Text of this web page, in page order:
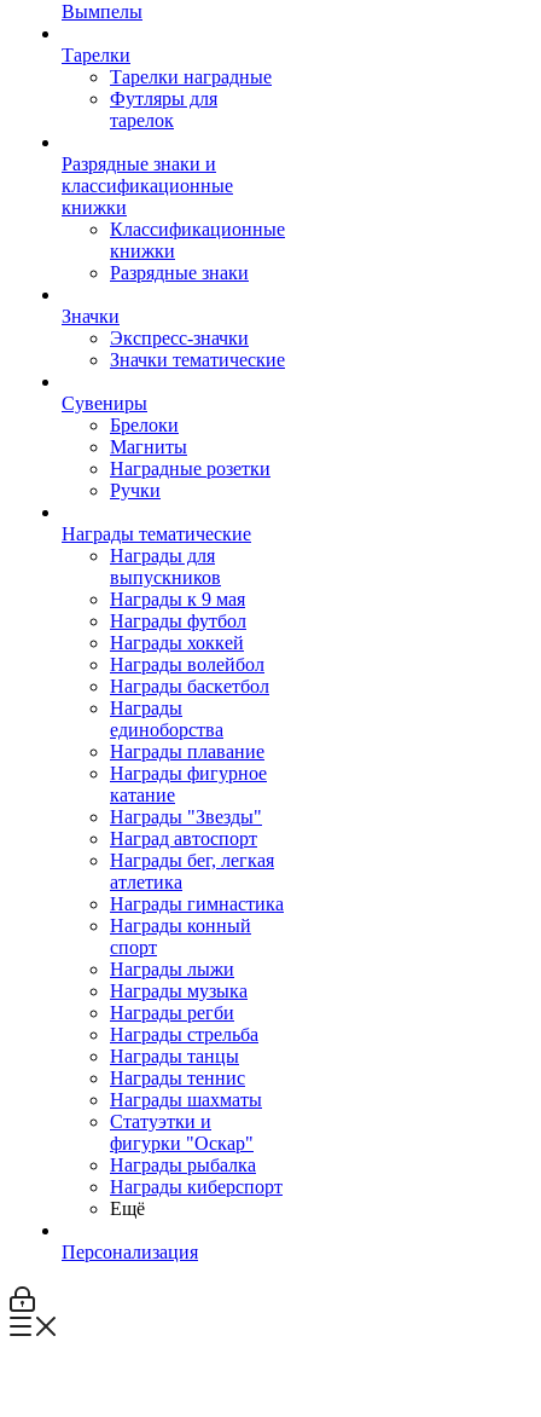
Вымпелы
Тарелки
Тарелки наградные
Футляры для
тарелок
Разрядные знаки и
классификационные
книжки
Классификационные
книжки
Разрядные знаки
Значки
Экспресс-значки
Значки тематические
Сувениры
Брелоки
Магниты
Наградные розетки
Ручки
Награды тематические
Награды для
выпускников
Награды к 9 мая
Награды футбол
Награды хоккей
Награды волейбол
Награды баскетбол
Награды
единоборства
Награды плавание
Награды фигурное
катание
Награды "Звезды"
Наград автоспорт
Награды бег, легкая
атлетика
Награды гимнастика
Награды конный
спорт
Награды лыжи
Награды музыка
Награды регби
Награды стрельба
Награды танцы
Награды теннис
Награды шахматы
Статуэтки и
фигурки "Оскар"
Награды рыбалка
Награды киберспорт
Ещё
Персонализация